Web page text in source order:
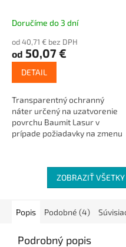
Doručíme do 3 dní
od 40,71 € bez DPH
od 50,07 €
DETAIL
Transparentný ochranný
náter určený na uzatvorenie
povrchu Baumit Lasur v
prípade požiadavky na zmenu
ZOBRAZIŤ
Popis Podobné (4)
Podrobný popis